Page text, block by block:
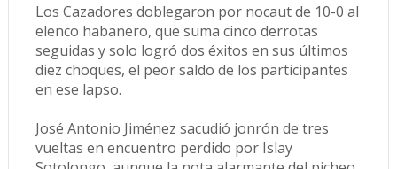
Los Cazadores doblegaron por nocaut de 10-0 al
elenco habanero, que suma cinco derrotas
seguidas y solo logró dos éxitos en sus últimos
diez choques, el peor saldo de los participantes
en ese lapso.
José Antonio Jiménez sacudió jonrón de tres
vueltas en encuentro perdido por Islay